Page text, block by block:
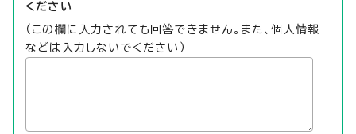
ください
（この欄に入力されても回答できません。また、個人情報
などは入力しないでください）